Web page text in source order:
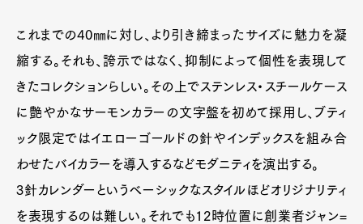
これまでの40㎜に対し、より引き締まったサイズに魅力を凝
縮する。それも、誇示ではなく、抑制によって個性を表現して
きたコレクションらしい。その上でステンレス・スチールケース
に艶やかなサーモンカラーの文字盤を初めて採用し、ブティ
ック限定ではイエローゴールドの針やインデックスを組み合
わせたバイカラーを導入するなどモダニティを演出する。
3針カレンダーというベーシックなスタイルほどオリジナリティ
を表現するのは難しい。それでも12時位置に創業者ジャン=